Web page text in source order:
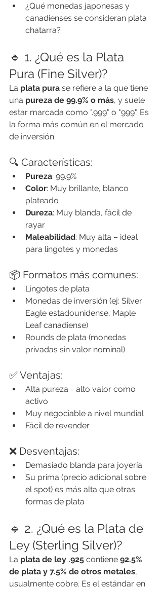
¿Qué monedas japonesas y
canadienses se consideran plata
chatarra?
🔹 1. ¿Qué es la Plata
Pura (Fine Silver)?
La plata pura se refiere a la que tiene
una pureza de 99.9% o más, y suele
estar marcada como ".999" o "999". Es
la forma más común en el mercado
de inversión.
🔍 Características:
Pureza: 99.9%
Color: Muy brillante, blanco
plateado
Dureza: Muy blanda, fácil de
rayar
Maleabilidad: Muy alta – ideal
para lingotes y monedas
📦 Formatos más comunes:
Lingotes de plata
Monedas de inversión (ej: Silver
Eagle estadounidense, Maple
Leaf canadiense)
Rounds de plata (monedas
privadas sin valor nominal)
✅ Ventajas:
Alta pureza = alto valor como
activo
Muy negociable a nivel mundial
Fácil de revender
❌ Desventajas:
Demasiado blanda para joyería
Su prima (precio adicional sobre
el spot) es más alta que otras
formas de plata
🔹 2. ¿Qué es la Plata de
Ley (Sterling Silver)?
La plata de ley .925 contiene 92.5%
de plata y 7.5% de otros metales,
usualmente cobre. Es el estándar en